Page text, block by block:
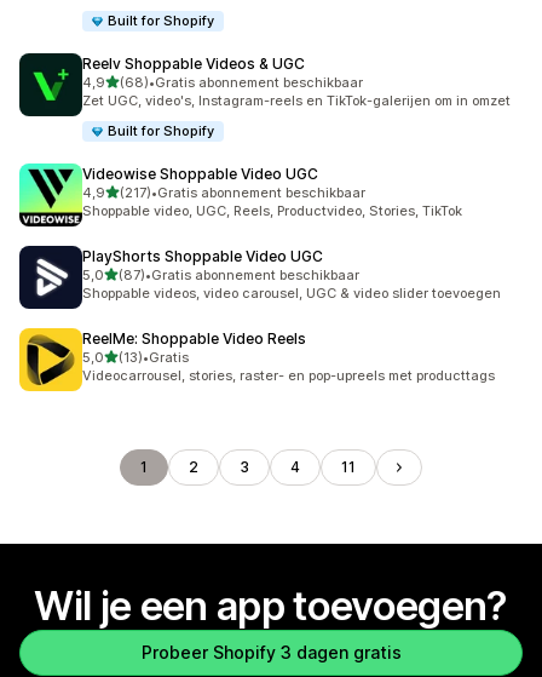
Built for Shopify
Reelv Shoppable Videos & UGC
4,9van 5 sterren
(68)
68 recensies in totaal
•Gratis abonnement beschikbaar
Zet UGC, video's, Instagram-reels en TikTok-galerijen om in omzet
Built for Shopify
Videowise Shoppable Video UGC
4,9van 5 sterren
(217)
217 recensies in totaal
•Gratis abonnement beschikbaar
Shoppable video, UGC, Reels, Productvideo, Stories, TikTok
PlayShorts Shoppable Video UGC
5,0van 5 sterren
(87)
87 recensies in totaal
•Gratis abonnement beschikbaar
Shoppable videos, video carousel, UGC & video slider toevoegen
ReelMe: Shoppable Video Reels
5,0van 5 sterren
(13)
13 recensies in totaal
•Gratis
Videocarrousel, stories, raster- en pop-upreels met producttags
1 2 3 4 11
Wil je een app toevoegen?
Probeer Shopify 3 dagen gratis